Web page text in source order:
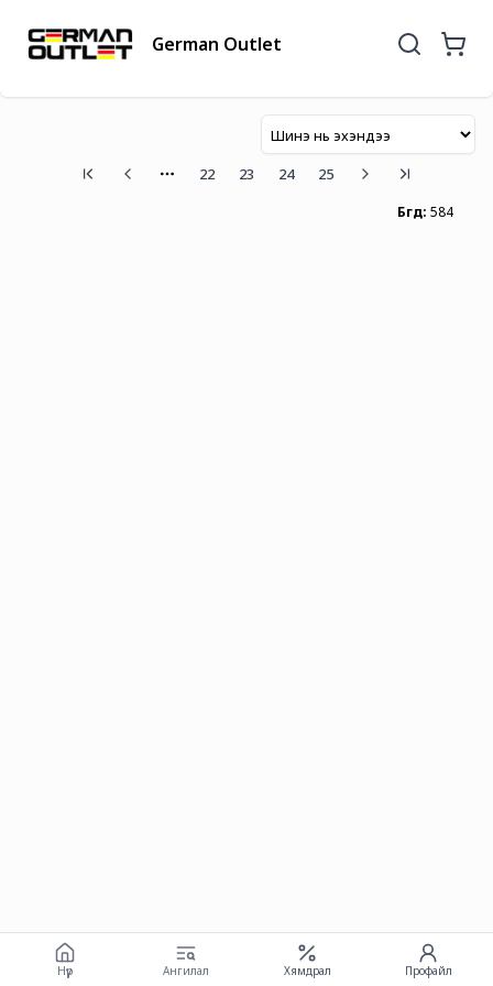
German Outlet
More pages
22 23 24 25
Бүгд: 584
Нүүр Ангилал Хямдрал Профайл